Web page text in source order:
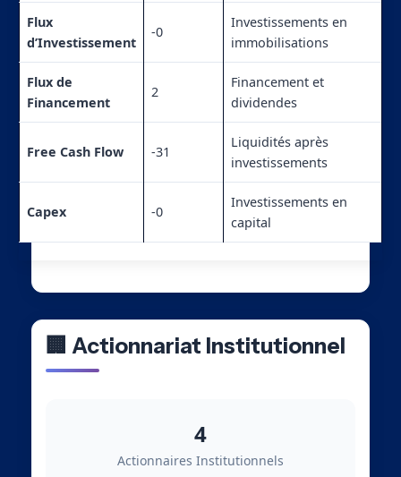
Flux
d’Investissement
-0
Investissements en
immobilisations
Flux de
Financement
2
Financement et
dividendes
Free Cash Flow -31
Liquidités après
investissements
Capex -0
Investissements en
capital
🏢 Actionnariat Institutionnel
4
Actionnaires Institutionnels